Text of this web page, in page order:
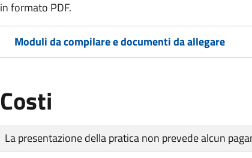
in formato PDF.
Moduli da compilare e documenti da allegare
Costi
Tipo di pagamento
Importo
La presentazione della pratica non prevede alcun